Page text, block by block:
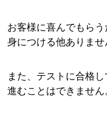
お客様に喜んでもら
身につける他ありませ
また、テストに合格
進むことはできません